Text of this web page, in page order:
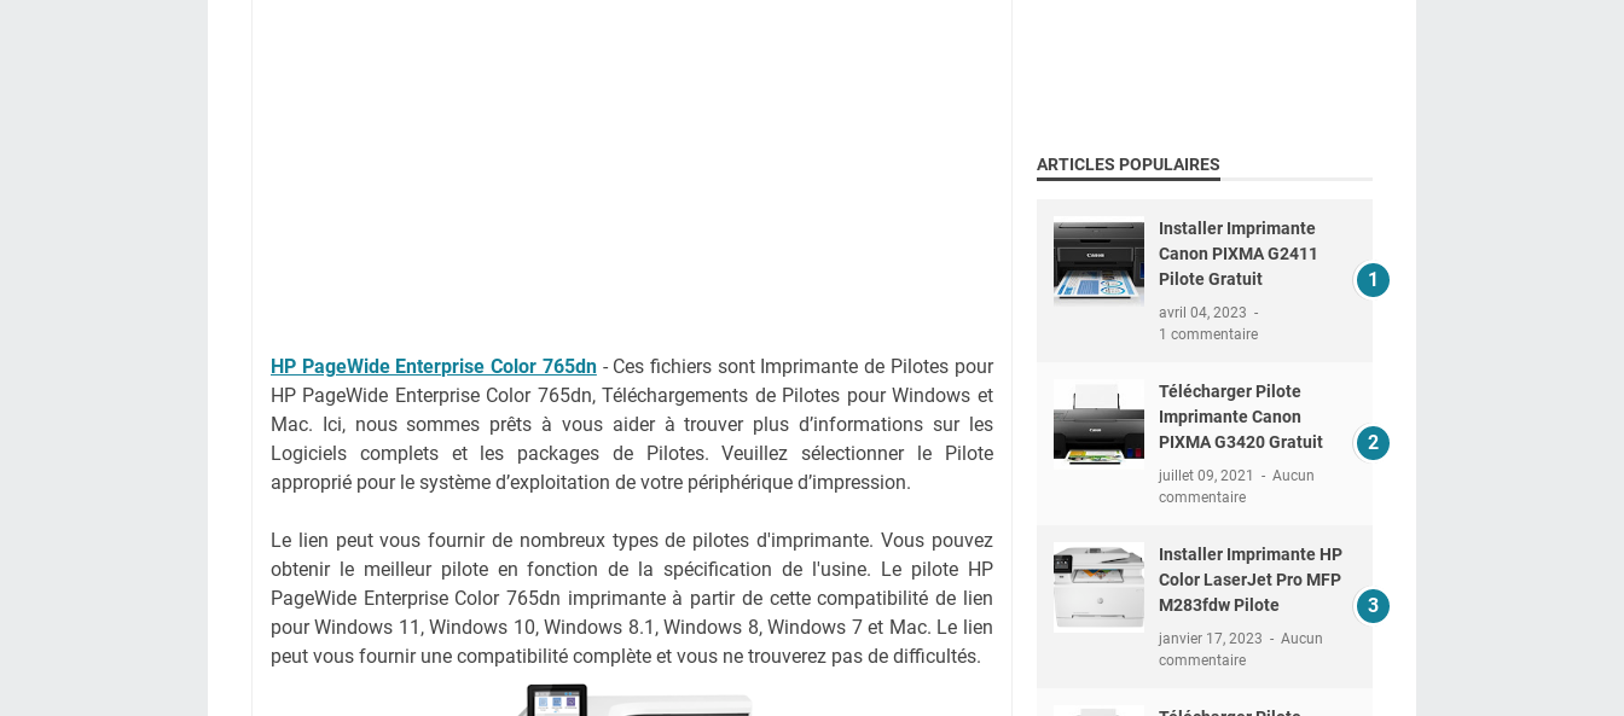
HP PageWide Enterprise Color 765dn - Ces fichiers sont Imprimante de Pilotes pour
HP PageWide Enterprise Color 765dn, Téléchargements de Pilotes pour Windows et
Mac. Ici, nous sommes prêts à vous aider à trouver plus d’informations sur les
Logiciels complets et les packages de Pilotes. Veuillez sélectionner le Pilote
approprié pour le système d’exploitation de votre périphérique d’impression.
Le lien peut vous fournir de nombreux types de pilotes d'imprimante. Vous pouvez
obtenir le meilleur pilote en fonction de la spécification de l'usine. Le pilote HP
PageWide Enterprise Color 765dn imprimante à partir de cette compatibilité de lien
pour Windows 11, Windows 10, Windows 8.1, Windows 8, Windows 7 et Mac. Le lien
peut vous fournir une compatibilité complète et vous ne trouverez pas de difficultés.
ARTICLES POPULAIRES
Installer Imprimante
Canon PIXMA G2411
Pilote Gratuit
avril 04, 2023
1 commentaire
Télécharger Pilote
Imprimante Canon
PIXMA G3420 Gratuit
juillet 09, 2021
Aucun
commentaire
Installer Imprimante HP
Color LaserJet Pro MFP
M283fdw Pilote
janvier 17, 2023
Aucun
commentaire